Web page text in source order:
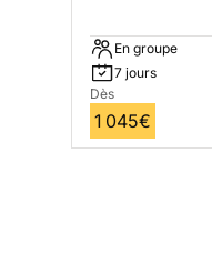
En groupe
7 jours
Dès
1 045€